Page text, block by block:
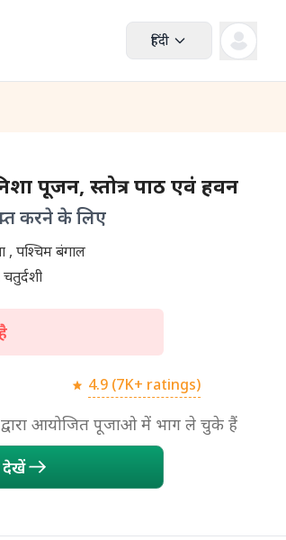
हिंदी
पूजन, स्तोत्र पाठ एवं हवन
करने के लिए
मंदिर, कोलकत्ता , पश्चिम बंगाल
4.9 (7K+ ratings)
द्वारा आयोजित पूजाओ में भाग ले चुके हैं
देखें